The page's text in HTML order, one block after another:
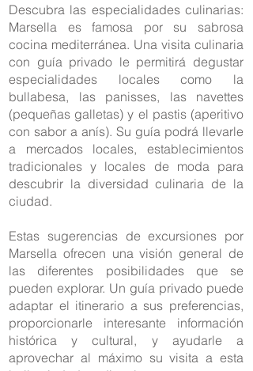
Descubra las especialidades culinarias:
Marsella es famosa por su sabrosa
cocina mediterránea. Una visita culinaria
con guía privado le permitirá degustar
especialidades locales como la
bullabesa, las panisses, las navettes
(pequeñas galletas) y el pastis (aperitivo
con sabor a anís). Su guía podrá llevarle
a mercados locales, establecimientos
tradicionales y locales de moda para
descubrir la diversidad culinaria de la
ciudad.
Estas sugerencias de excursiones por
Marsella ofrecen una visión general de
las diferentes posibilidades que se
pueden explorar. Un guía privado puede
adaptar el itinerario a sus preferencias,
proporcionarle interesante información
histórica y cultural, y ayudarle a
aprovechar al máximo su visita a esta